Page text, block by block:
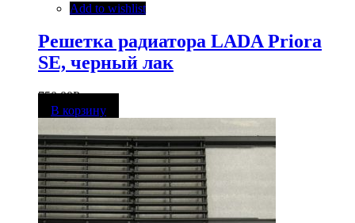
Add to wishlist
Решетка радиатора LADA Priora
SE, черный лак
750,00Р
В корзину